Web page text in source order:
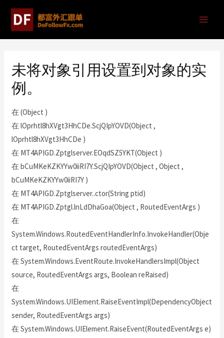
未将对象引用设置到对象的实
例。
在 (Object )
在 lOprhtl8hXVgt3HhCDe.ScjQIpYOVD(Object ,
lOprhtl8hXVgt3HhCDe )
在 MT4APIGD.Zptglserver.EOqdSZ5YKT(Object )
在 bCuMKeKZKYYw0iiRI7Y.ScjQIpYOVD(Object , Object ,
bCuMKeKZKYYw0iiRI7Y )
在 MT4APIGD.Zptglserver..ctor(String ptid)
在 MT4APIGD.Zptgl.lnLdDhaGoa(Object , RoutedEventArgs )
在
System.Windows.RoutedEventHandlerInfo.InvokeHandler(Obje
ct target, RoutedEventArgs routedEventArgs)
在 System.Windows.EventRoute.InvokeHandlersImpl(Object
source, RoutedEventArgs args, Boolean reRaised)
在
System.Windows.UIElement.RaiseEventImpl(DependencyObject
sender, RoutedEventArgs args)
在 System.Windows.UIElement.RaiseEvent(RoutedEventArgs e)